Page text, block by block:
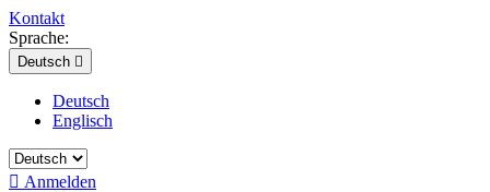
Kontakt
Sprache:
Deutsch 
Deutsch
Englisch
 Anmelden